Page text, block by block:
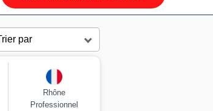
Rhône
Professionnel